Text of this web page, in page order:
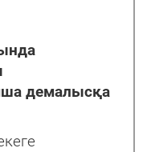
демалысқа